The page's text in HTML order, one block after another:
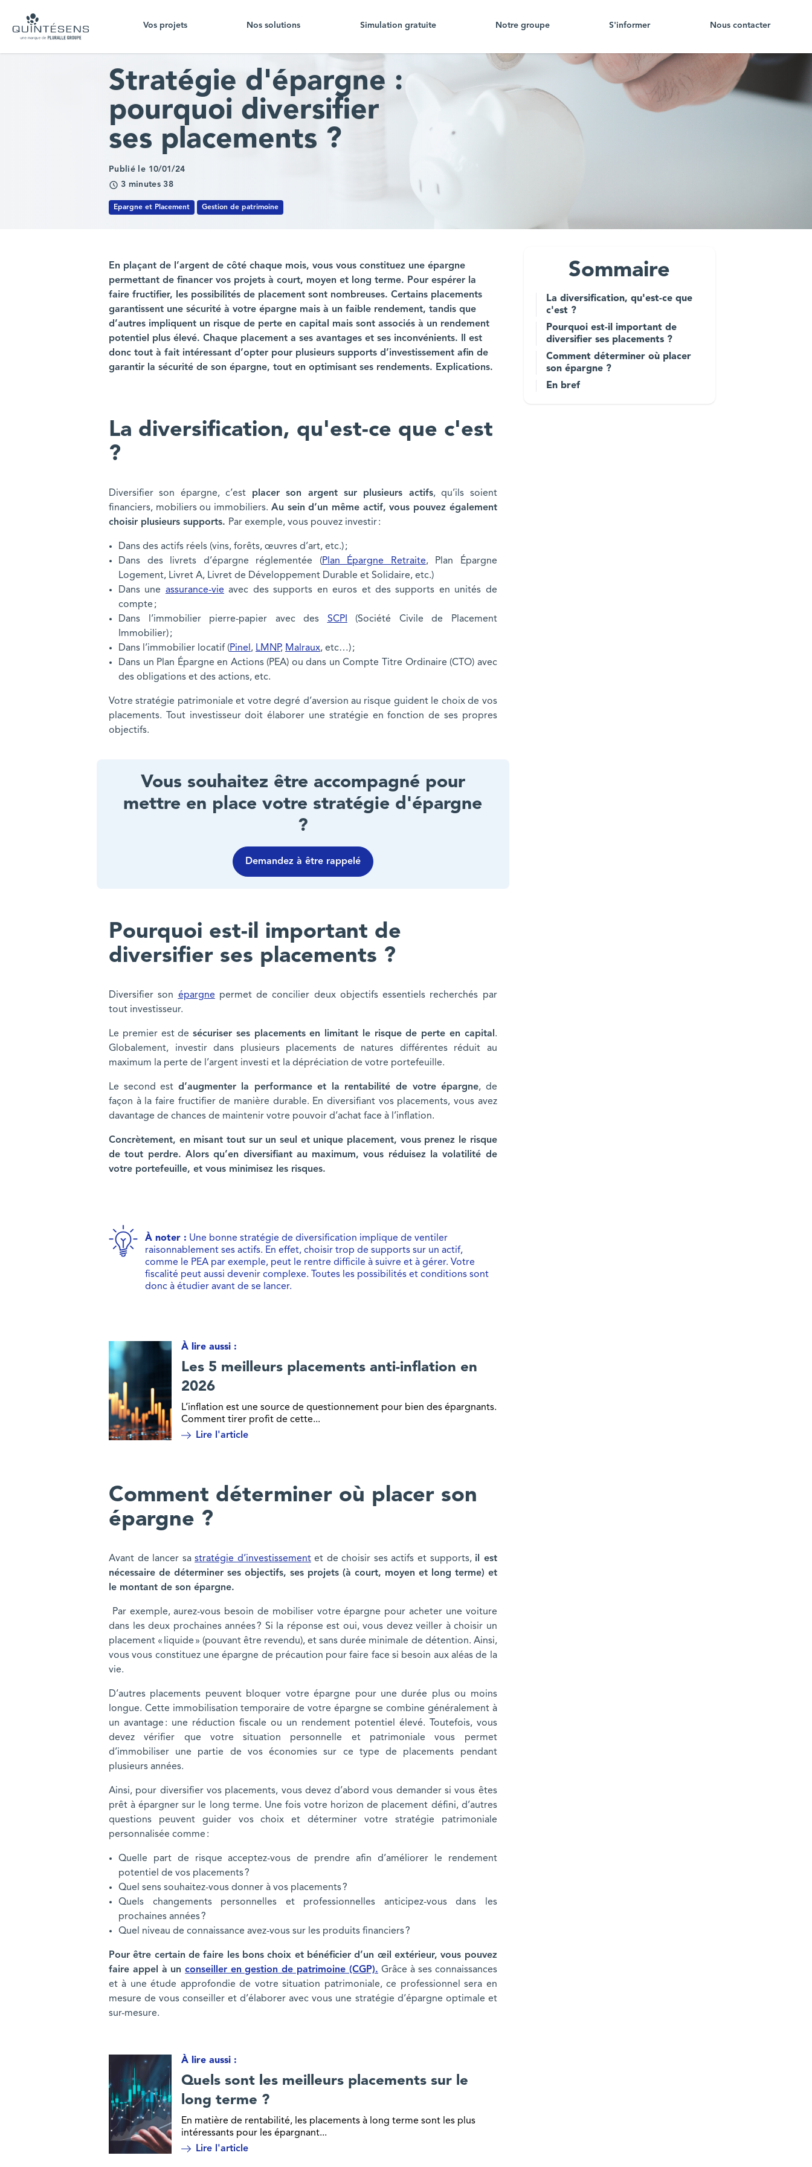
Home page
Vos projets Nos solutions Simulation gratuite Notre groupe S'informer Nous contacter
Stratégie d'épargne :
pourquoi diversifier
ses placements ?
Publié le 10/01/24
3 minutes 38
Epargne et Placement Gestion de patrimoine
Sommaire
La diversification, qu'est-ce que
c'est ?
Pourquoi est-il important de
diversifier ses placements ?
Comment déterminer où placer
son épargne ?
En bref
En plaçant de l’argent de côté chaque mois, vous vous constituez une épargne
permettant de financer vos projets à court, moyen et long terme. Pour espérer la
faire fructifier, les possibilités de placement sont nombreuses. Certains placements
garantissent une sécurité à votre épargne mais à un faible rendement, tandis que
d’autres impliquent un risque de perte en capital mais sont associés à un rendement
potentiel plus élevé. Chaque placement a ses avantages et ses inconvénients. Il est
donc tout à fait intéressant d’opter pour plusieurs supports d’investissement afin de
garantir la sécurité de son épargne, tout en optimisant ses rendements. Explications.
La diversification, qu'est-ce que c'est
?
Diversifier son épargne, c’est placer son argent sur plusieurs actifs, qu’ils soient
financiers, mobiliers ou immobiliers. Au sein d’un même actif, vous pouvez également
choisir plusieurs supports. Par exemple, vous pouvez investir :
Dans des actifs réels (vins, forêts, œuvres d’art, etc.) ;
Dans des livrets d’épargne réglementée (Plan Épargne Retraite, Plan Épargne
Logement, Livret A, Livret de Développement Durable et Solidaire, etc.)
Dans une assurance-vie avec des supports en euros et des supports en unités de
compte ;
Dans l’immobilier pierre-papier avec des SCPI
(Société Civile de Placement
Immobilier) ;
Dans l’immobilier locatif (Pinel , LMNP, Malraux, etc…) ;
Dans un Plan Épargne en Actions (PEA) ou dans un Compte Titre Ordinaire (CTO) avec
des obligations et des actions, etc.
Votre stratégie patrimoniale et votre degré d’aversion au risque guident le choix de vos
placements. Tout investisseur doit élaborer une stratégie en fonction de ses propres
objectifs.
Vous souhaitez être accompagné pour
mettre en place votre stratégie d'épargne
?
Demandez à être rappelé
Pourquoi est-il important de
diversifier ses placements ?
Diversifier son épargne permet de concilier deux objectifs essentiels recherchés par
tout investisseur.
Le premier est desécuriser ses placements en limitant le risque de perte en capital .
Globalement, investir dans plusieurs placements de natures différentes réduit au
maximum la perte de l’argent investi et la dépréciation de votre portefeuille.
Le second est d’augmenter la performance et la rentabilité de votre épargne, de
façon à la faire fructifier de manière durable. En diversifiant vos placements, vous avez
davantage de chances de maintenir votre pouvoir d’achat face à l’inflation.
Concrètement, en misant tout sur un seul et unique placement, vous prenez le risque
de tout perdre. Alors qu’en diversifiant au maximum, vous réduisez la volatilité de
votre portefeuille, et vous minimisez les risques.
À noter : Une bonne stratégie de diversification implique de ventiler
raisonnablement ses actifs. En effet, choisir trop de supports sur un actif,
comme le PEA par exemple, peut le rentre difficile à suivre et à gérer. Votre
fiscalité peut aussi devenir complexe. Toutes les possibilités et conditions sont
donc à étudier avant de se lancer.
Les 5 meilleurs placements anti-inflation en 2026
À lire aussi :
Les 5 meilleurs placements anti-inflation en
2026
L’inflation est une source de questionnement pour bien des épargnants.
Comment tirer profit de cette...
Lire l'article
Comment déterminer où placer son
épargne ?
Avant de lancer sastratégie d’investissementet de choisir ses actifs et supports, il est
nécessaire de déterminer ses objectifs, ses projets (à court, moyen et long terme) et
le montant de son épargne.
Par exemple, aurez-vous besoin de mobiliser votre épargne pour acheter une voiture
dans les deux prochaines années ? Si la réponse est oui, vous devez veiller à choisir un
placement « liquide » (pouvant être revendu), et sans durée minimale de détention. Ainsi,
vous vous constituez une épargne de précaution pour faire face si besoin aux aléas de la
vie.
D’autres placements peuvent bloquer votre épargne pour une durée plus ou moins
longue. Cette immobilisation temporaire de votre épargne se combine généralement à
un avantage : une réduction fiscale ou un rendement potentiel élevé. Toutefois, vous
devez vérifier que votre situation personnelle et patrimoniale vous permet
d’immobiliser une partie de vos économies sur ce type de placements pendant
plusieurs années.
Ainsi, pour diversifier vos placements, vous devez d’abord vous demander si vous êtes
prêt à épargner sur le long terme. Une fois votre horizon de placement défini, d’autres
questions peuvent guider vos choix et déterminer votre stratégie patrimoniale
personnalisée comme :
Quelle part de risque acceptez-vous de prendre afin d’améliorer le rendement
potentiel de vos placements ?
Quel sens souhaitez-vous donner à vos placements ?
Quels changements personnelles et professionnelles anticipez-vous dans les
prochaines années ?
Quel niveau de connaissance avez-vous sur les produits financiers ?
Pour être certain de faire les bons choix et bénéficier d’un œil extérieur, vous pouvez
faire appel à un conseiller en gestion de patrimoine (CGP). Grâce à ses connaissances
et à une étude approfondie de votre situation patrimoniale, ce professionnel sera en
mesure de vous conseiller et d’élaborer avec vous une stratégie d’épargne optimale et
sur-mesure.
Quels sont les meilleurs placements sur le long terme ?
À lire aussi :
Quels sont les meilleurs placements sur le
long terme ?
En matière de rentabilité, les placements à long terme sont les plus
intéressants pour les épargnant...
Lire l'article